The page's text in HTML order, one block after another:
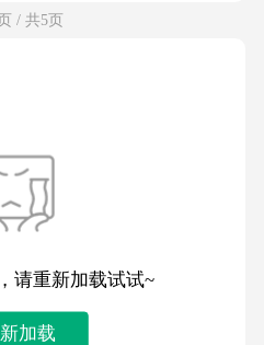
/ 共5页
请重新加载试试~
加载